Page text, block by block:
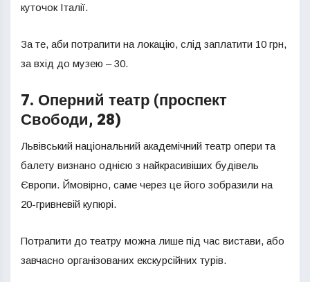
куточок Італії.
За те, аби потрапити на локацію, слід заплатити 10 грн,
за вхід до музею – 30.
7. Оперний театр (проспект
Свободи, 28)
Львівський національний академічний театр опери та
балету визнано однією з найкрасивіших будівель
Європи. Ймовірно, саме через це його зобразили на
20-гривневій купюрі.
Потрапити до театру можна лише під час вистави, або
завчасно організованих екскурсійних турів.